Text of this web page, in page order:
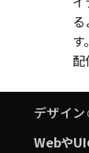
配
デザイン
Webや